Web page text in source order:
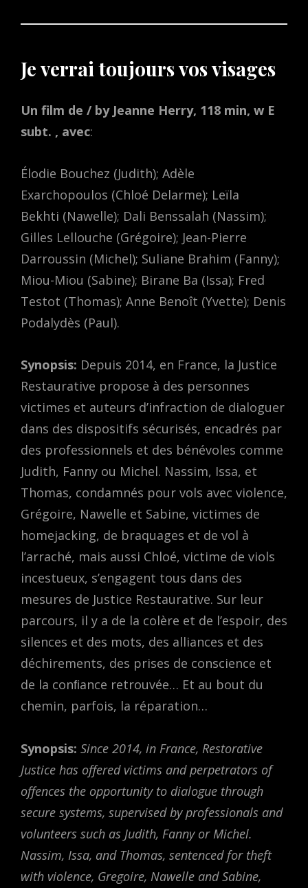
Je verrai toujours vos visages
Un film de / by Jeanne Herry, 118 min, w E
subt. , avec:
Élodie Bouchez (Judith); Adèle
Exarchopoulos (Chloé Delarme); Leïla
Bekhti (Nawelle); Dali Benssalah (Nassim);
Gilles Lellouche (Grégoire); Jean-Pierre
Darroussin (Michel); Suliane Brahim (Fanny);
Miou-Miou (Sabine); Birane Ba (Issa); Fred
Testot (Thomas); Anne Benoît (Yvette); Denis
Podalydès (Paul).
Synopsis: Depuis 2014, en France, la Justice
Restaurative propose à des personnes
victimes et auteurs d’infraction de dialoguer
dans des dispositifs sécurisés, encadrés par
des professionnels et des bénévoles comme
Judith, Fanny ou Michel. Nassim, Issa, et
Thomas, condamnés pour vols avec violence,
Grégoire, Nawelle et Sabine, victimes de
homejacking, de braquages et de vol à
l’arraché, mais aussi Chloé, victime de viols
incestueux, s’engagent tous dans des
mesures de Justice Restaurative. Sur leur
parcours, il y a de la colère et de l’espoir, des
silences et des mots, des alliances et des
déchirements, des prises de conscience et
de la conﬁance retrouvée… Et au bout du
chemin, parfois, la réparation…
Synopsis: Since 2014, in France, Restorative
Justice has offered victims and perpetrators of
offences the opportunity to dialogue through
secure systems, supervised by professionals and
volunteers such as Judith, Fanny or Michel.
Nassim, Issa, and Thomas, sentenced for theft
with violence, Gregoire, Nawelle and Sabine,